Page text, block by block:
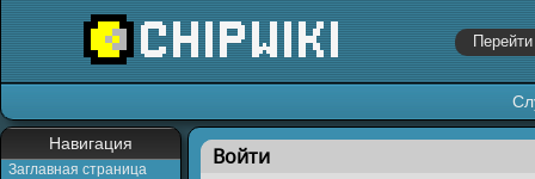
Навигация
Заглавная страница
Перейти к:навигация,поиск
Войти